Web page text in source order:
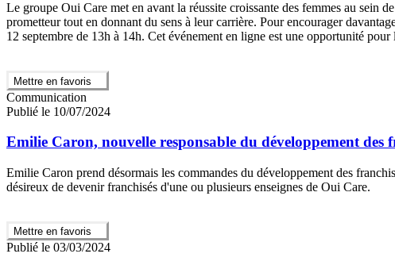
Le groupe Oui Care met en avant la réussite croissante des femmes au sein
prometteur tout en donnant du sens à leur carrière. Pour encourager
12 septembre de 13h à 14h. Cet événement en ligne est une opportunité
Mettre en favoris
Communication
Publié le 10/07/2024
Emilie Caron, nouvelle responsable du développement des
Emilie Caron prend désormais les commandes du développement des
désireux de devenir franchisés d'une ou plusieurs enseignes de Oui Care.
Mettre en favoris
Publié le 03/03/2024